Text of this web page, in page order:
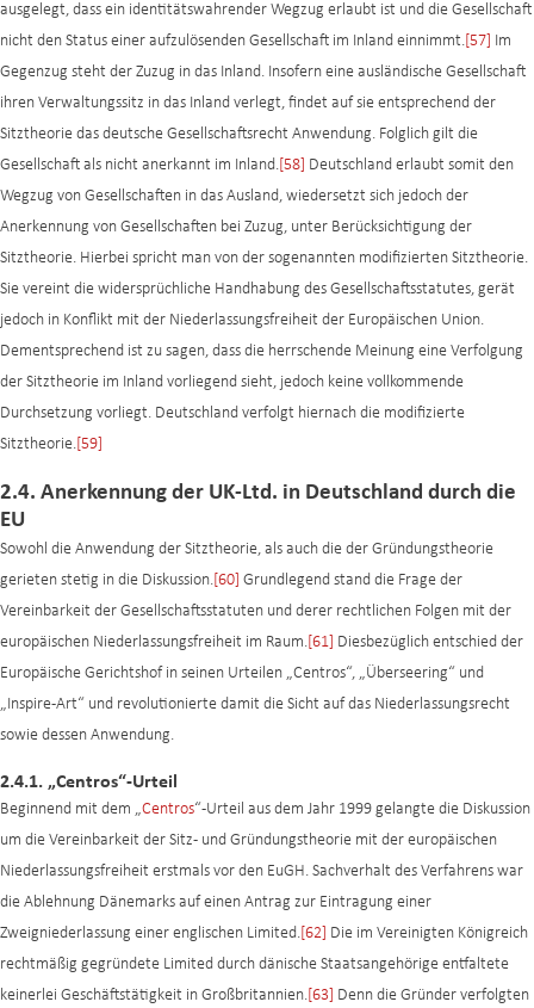
ausgelegt, dass ein identitätswahrender Wegzug erlaubt ist und die Gesellschaft
nicht den Status einer aufzulösenden Gesellschaft im Inland einnimmt. [57] Im
Gegenzug steht der Zuzug in das Inland. Insofern eine ausländische Gesellschaft
ihren Verwaltungssitz in das Inland verlegt, findet auf sie entsprechend der
Sitztheorie das deutsche Gesellschaftsrecht Anwendung. Folglich gilt die
Gesellschaft als nicht anerkannt im Inland. [58] Deutschland erlaubt somit den
Wegzug von Gesellschaften in das Ausland, wiedersetzt sich jedoch der
Anerkennung von Gesellschaften bei Zuzug, unter Berücksichtigung der
Sitztheorie. Hierbei spricht man von der sogenannten modifizierten Sitztheorie.
Sie vereint die widersprüchliche Handhabung des Gesellschaftsstatutes, gerät
jedoch in Konflikt mit der Niederlassungsfreiheit der Europäischen Union.
Dementsprechend ist zu sagen, dass die herrschende Meinung eine Verfolgung
der Sitztheorie im Inland vorliegend sieht, jedoch keine vollkommende
Durchsetzung vorliegt. Deutschland verfolgt hiernach die modifizierte
Sitztheorie. [59]
2.4. Anerkennung der UK-Ltd. in Deutschland durch die
EU
Sowohl die Anwendung der Sitztheorie, als auch die der Gründungstheorie
gerieten stetig in die Diskussion. [60] Grundlegend stand die Frage der
Vereinbarkeit der Gesellschaftsstatuten und derer rechtlichen Folgen mit der
europäischen Niederlassungsfreiheit im Raum. [61] Diesbezüglich entschied der
Europäische Gerichtshof in seinen Urteilen „Centros“, „Überseering“ und
„Inspire-Art“ und revolutionierte damit die Sicht auf das Niederlassungsrecht
sowie dessen Anwendung.
2.4.1. „Centros“-Urteil
Beginnend mit dem „Centros“-Urteil aus dem Jahr 1999 gelangte die Diskussion
um die Vereinbarkeit der Sitz- und Gründungstheorie mit der europäischen
Niederlassungsfreiheit erstmals vor den EuGH. Sachverhalt des Verfahrens war
die Ablehnung Dänemarks auf einen Antrag zur Eintragung einer
Zweigniederlassung einer englischen Limited. [62] Die im Vereinigten Königreich
rechtmäßig gegründete Limited durch dänische Staatsangehörige entfaltete
keinerlei Geschäftstätigkeit in Großbritannien. [63] Denn die Gründer verfolgten